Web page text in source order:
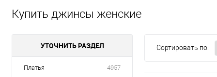
Купить джинсы женские
УТОЧНИТЬ РАЗДЕЛ
Платья 4957
Сортировать по: